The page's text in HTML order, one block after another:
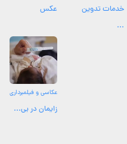
خدمات تدوین
...
عکس
عکاسی و فیلمبرداری
زایمان در بی...